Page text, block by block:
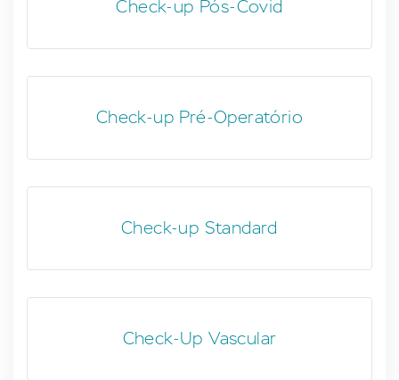
Check-up Pós-Covid
Check-up Pré-Operatório
Check-up Standard
Check-Up Vascular